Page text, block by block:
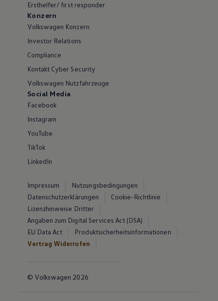
Ersthelfer/ first responder
Konzern
Volkswagen Konzern
Investor Relations
Compliance
Kontakt Cyber Security
Volkswagen Nutzfahrzeuge
Social Media
Facebook
Instagram
YouTube
TikTok
LinkedIn
Impressum
Nutzungsbedingungen
Datenschutzerklärungen
Cookie-Richtlinie
Lizenzhinweise Dritter
Angaben zum Digital Services Act (DSA)
EU Data Act
Produktsicherheitsinformationen
Vertrag Widerrufen
© Volkswagen 2026